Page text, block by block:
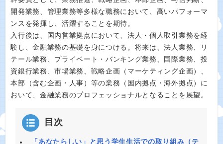
開発業務、管理業務等多様な職務において、高いパフォーマ
ンスを発揮し、活躍することを期待。
入行後は、国内営業拠点において、法人・個人取引業務を経
験し、金融業務の基礎を身につける。将来は、法人業務、リ
テール業務、プライベート・バンキング業務、国際業務、投
資銀行業務、市場業務、戦略企画（マーケティング企画）、
本部（含む企画・人事）等の業務（国内拠点・海外拠点）に
おいて、金融業務のプロフェッショナルとなることを展望。
目次
「あなたらしい」と思う学生生活での取り組み（テ